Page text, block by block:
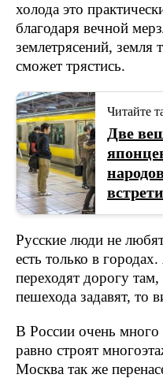
холода это
благодаря вечной
землетрясений, земля
сможет трястись.
Читайте
Две
Русские люди не
есть только в
переходят дорогу там,
пешехода задавят, то
В России очень много
равно строят
Москва так же